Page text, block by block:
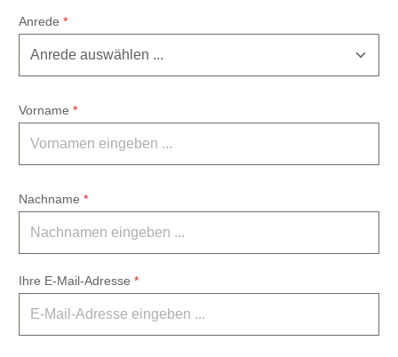
Anrede *
Vorname *
Nachname *
Ihre E-Mail-Adresse *